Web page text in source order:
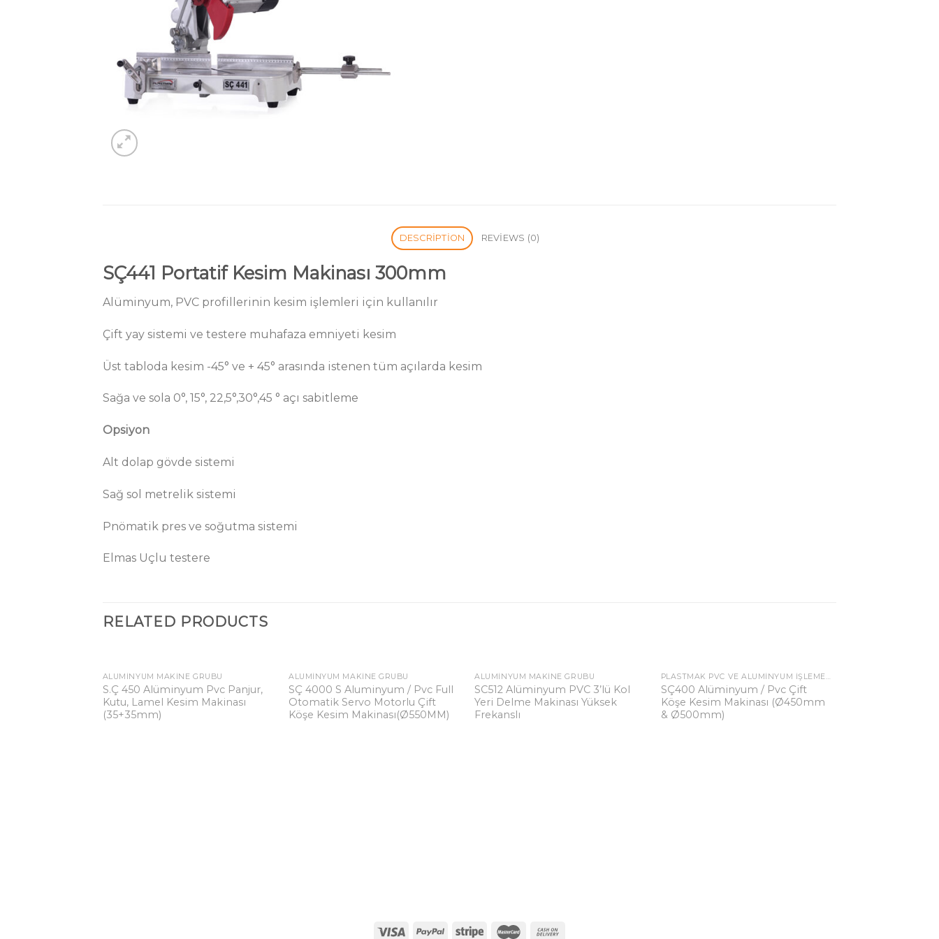
DESCRIPTION REVIEWS (0)
SÇ441 Portatif Kesim Makinası 300mm
Alüminyum, PVC profillerinin kesim işlemleri için kullanılır
Çift yay sistemi ve testere muhafaza emniyeti kesim
Üst tabloda kesim -45° ve + 45° arasında istenen tüm açılarda kesim
Sağa ve sola 0°, 15°, 22,5°,30°,45 ° açı sabitleme
Opsiyon
Alt dolap gövde sistemi
Sağ sol metrelik sistemi
Pnömatik pres ve soğutma sistemi
Elmas Uçlu testere
RELATED PRODUCTS
Add to
wishlist
ALÜMINYUM MAKINE GRUBU
S.Ç 450 Alüminyum Pvc Panjur,
Kutu, Lamel Kesim Makinası
(35+35mm)
Add to
wishlist
ALÜMINYUM MAKINE GRUBU
SÇ 4000 S Aluminyum / Pvc Full
Otomatik Servo Motorlu Çift
Köşe Kesim Makinası(Ø550MM)
Add to
wishlist
ALÜMINYUM MAKINE GRUBU
SC512 Alüminyum PVC 3’lü Kol
Yeri Delme Makinası Yüksek
Frekanslı
Add to
wishlist
PLASTMAK PVC VE ALÜMINYUM İŞLEME MAKINALARI
SÇ400 Alüminyum / Pvc Çift
Köşe Kesim Makinası (Ø450mm
& Ø500mm)